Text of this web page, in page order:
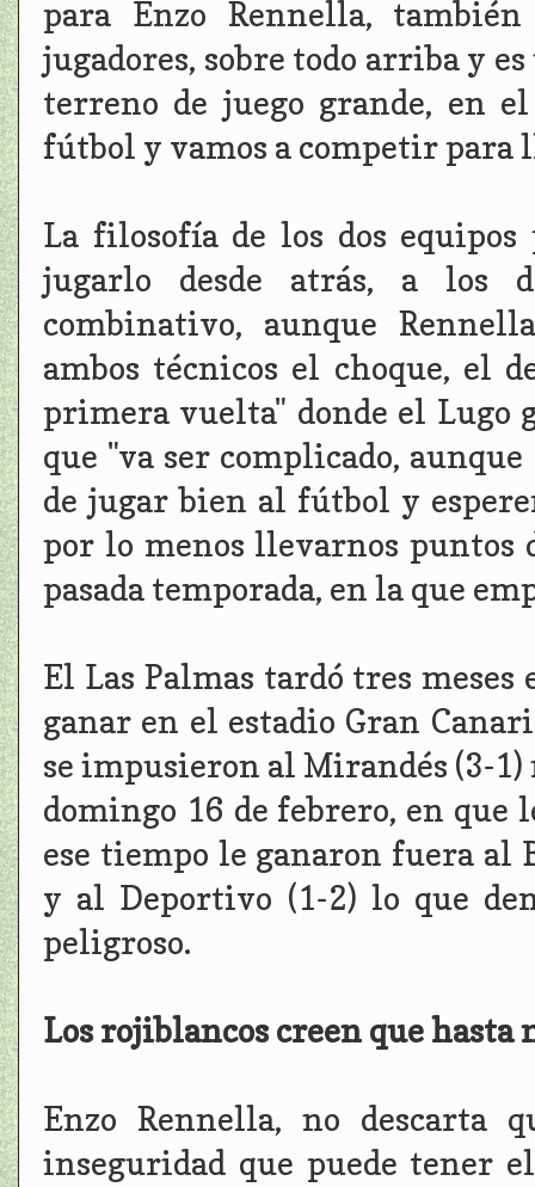
para Enzo Rennella,
jugadores, sobre todo arriba y
terreno de juego grande, en
fútbol y vamos a competir para
La filosofía de los dos
jugarlo desde atrás, a los
combinativo, aunque
ambos técnicos el choque, el
primera vuelta" donde el Lugo
que "va ser complicado,
de jugar bien al fútbol y
por lo menos llevarnos puntos
pasada temporada, en la que
El Las Palmas tardó tres
ganar en el estadio Gran
se impusieron al Mirandés (3-
domingo 16 de febrero, en que
ese tiempo le ganaron fuera al
y al Deportivo (1-2) lo que
peligroso.
Los rojiblancos creen que
Enzo Rennella, no descarta
inseguridad que puede tener